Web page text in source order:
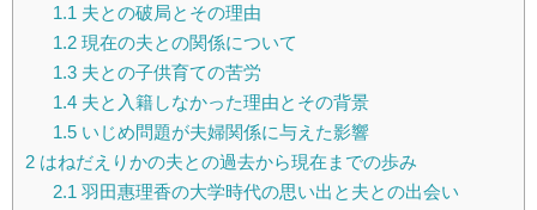
1.1 夫との破局とその理由
1.2現在の夫との関係について
1.3夫との子供育ての苦労
1.4夫と入籍しなかった理由とその背景
1.5いじめ問題が夫婦関係に与えた影響
2 はねだえりかの夫との過去から現在までの歩み
2.1 羽田惠理香の大学時代の思い出と夫との出会い